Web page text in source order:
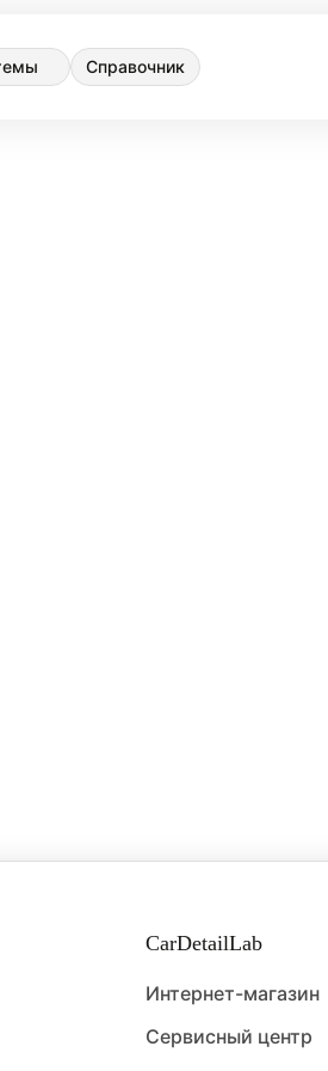
Справочник
CarDetailLab
Интернет-магазин
Сервисный центр